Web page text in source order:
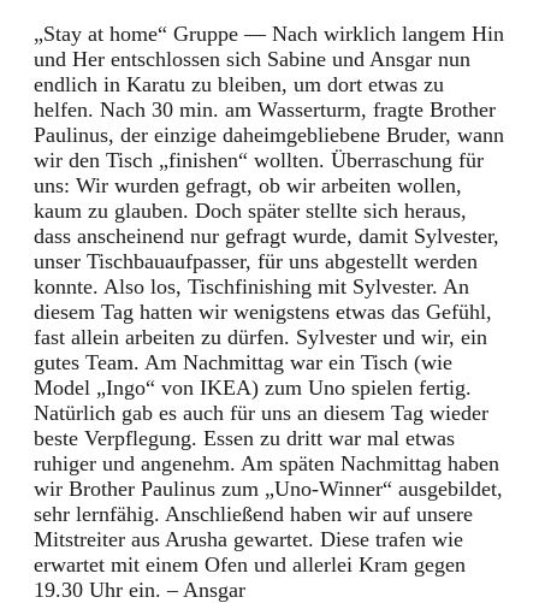
„Stay at home“ Gruppe — Nach wirklich langem Hin
und Her entschlossen sich Sabine und Ansgar nun
endlich in Karatu zu bleiben, um dort etwas zu
helfen. Nach 30 min. am Wasserturm, fragte Brother
Paulinus, der einzige daheimgebliebene Bruder, wann
wir den Tisch „finishen“ wollten. Überraschung für
uns: Wir wurden gefragt, ob wir arbeiten wollen,
kaum zu glauben. Doch später stellte sich heraus,
dass anscheinend nur gefragt wurde, damit Sylvester,
unser Tischbauaufpasser, für uns abgestellt werden
konnte. Also los, Tischfinishing mit Sylvester. An
diesem Tag hatten wir wenigstens etwas das Gefühl,
fast allein arbeiten zu dürfen. Sylvester und wir, ein
gutes Team. Am Nachmittag war ein Tisch (wie
Model „Ingo“ von IKEA) zum Uno spielen fertig.
Natürlich gab es auch für uns an diesem Tag wieder
beste Verpflegung. Essen zu dritt war mal etwas
ruhiger und angenehm. Am späten Nachmittag haben
wir Brother Paulinus zum „Uno-Winner“ ausgebildet,
sehr lernfähig. Anschließend haben wir auf unsere
Mitstreiter aus Arusha gewartet. Diese trafen wie
erwartet mit einem Ofen und allerlei Kram gegen
19.30 Uhr ein. – Ansgar